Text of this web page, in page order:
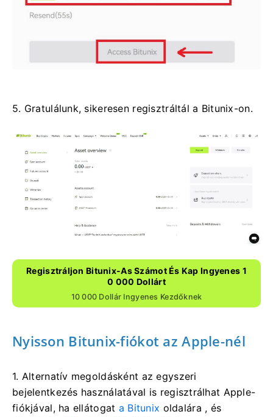
5. Gratulálunk, sikeresen regisztráltál a Bitunix-on.
Regisztráljon Bitunix-As Számot És Kap Ingyenes 1
0 000 Dollárt
10 000 Dollár Ingyenes Kezdőknek
Nyisson Bitunix-fiókot az Apple-nél
1. Alternatív megoldásként az egyszeri
bejelentkezés használatával is regisztrálhat Apple-
fiókjával, ha ellátogat a Bitunix oldalára , és